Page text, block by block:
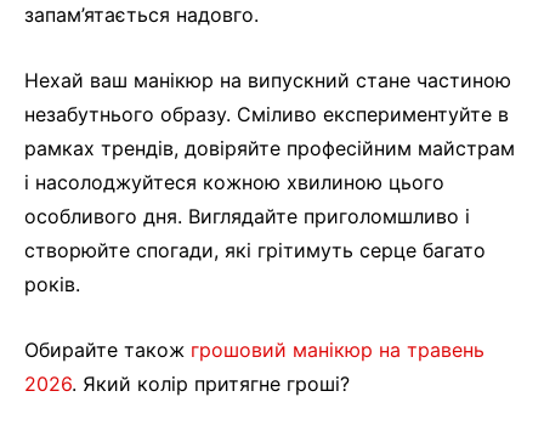
запам’ятається надовго.
Нехай ваш манікюр на випускний стане частиною
незабутнього образу. Сміливо експериментуйте в
рамках трендів, довіряйте професійним майстрам
і насолоджуйтеся кожною хвилиною цього
особливого дня. Виглядайте приголомшливо і
створюйте спогади, які грітимуть серце багато
років.
Обирайте також грошовий манікюр на травень
2026. Який колір притягне гроші?